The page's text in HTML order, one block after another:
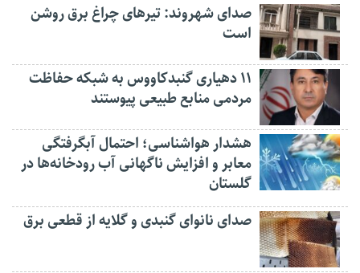
صدای شهروند: تیرهای چراغ برق روشن
است
۱۱ دهیاری گنبدکاووس به شبکه حفاظت
مردمی منابع طبیعی پیوستند
هشدار هواشناسی؛ احتمال آبگرفتگی
معابر و افزایش ناگهانی آب رودخانه‌ها در
گلستان
صدای نانوای گنبدی و گلایه از قطعی برق